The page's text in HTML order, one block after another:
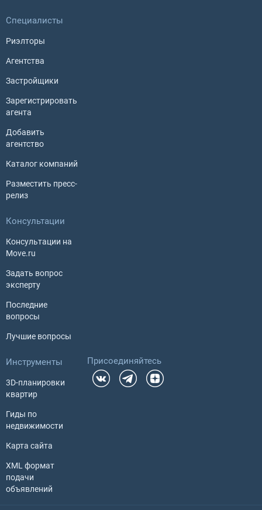
Специалисты
Риэлторы
Агентства
Застройщики
Зарегистрировать
агента
Добавить
агентство
Каталог компаний
Разместить пресс-
релиз
Консультации
Консультации на
Move.ru
Задать вопрос
эксперту
Последние
вопросы
Лучшие вопросы
Инструменты
3D-планировки
квартир
Гиды по
недвижимости
Карта сайта
XML формат
подачи
объявлений
Присоединяйтесь